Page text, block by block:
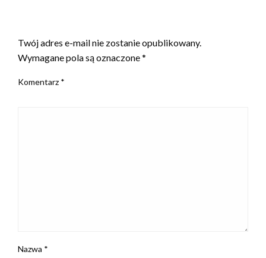
Twój adres e-mail nie zostanie opublikowany.
Wymagane pola są oznaczone*
Komentarz *
Nazwa *